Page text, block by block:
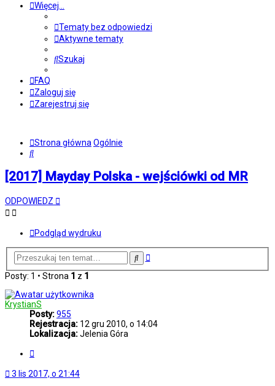
Więcej…
Tematy bez odpowiedzi
Aktywne tematy
Szukaj
FAQ
Zaloguj się
Zarejestruj się
Strona główna Ogólnie
Szukaj
[2017] Mayday Polska - wejściówki od MR
ODPOWIEDZ
Podgląd wydruku
SzukajWyszukiwanie
Posty: 1 • Strona 1 z 1
KrystianS
Posty:955
Rejestracja: 12 gru 2010, o 14:04
Lokalizacja:Jelenia Góra
3 lis 2017, o 21:44